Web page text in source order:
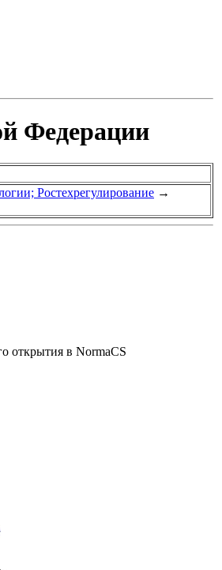
Федерации
Ростехрегулирование →
открытия в NormaCS